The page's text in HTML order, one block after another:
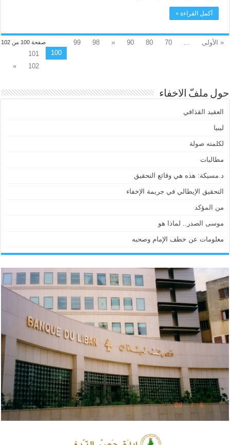
أكمل القراءة »
صفحة 100 من 102 « الأولى ...
70
80
90
«
98
99
100
101
102
»
حول ملفّ الاخفاء
العقيد القذافي
ليبيا
لكلمته صولة
مطالبات
د.مسيكة: هذه هي وقائع التحقيق
التحقيق الإيطالي في جريمة الإخفاء
من المؤكد
موسى الصدر.. لماذا هو
معلومات عن خطف الإمام وصحبه